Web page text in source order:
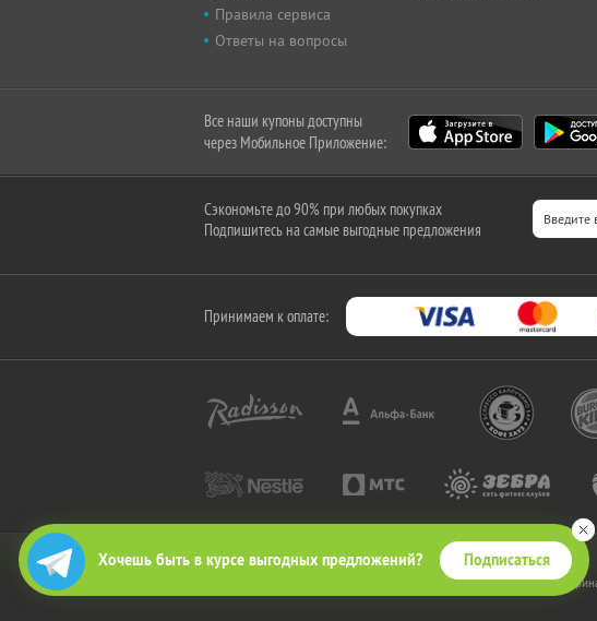
Хочешь быть в курсе выгодных предложений? Подписаться
Правила сервиса
Ответы на вопросы
Все наши купоны доступны
через Мобильное Приложение:
Сэкономьте до 90% при любых покупках
Подпишитесь на самые выгодные предложения
Принимаем к оплате:
2010-2026 © КупиКупон. Все права защищены.
Все права на товарный знак "КупиКупон" и на сайт www.kupikupon.ru